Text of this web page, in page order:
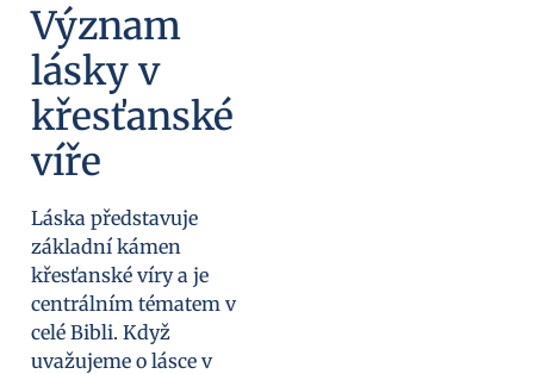
Význam
lásky v
křesťanské
víře
Láska představuje
základní kámen
křesťanské víry a je
centrálním tématem v
celé Bibli. Když
uvažujeme o lásce v